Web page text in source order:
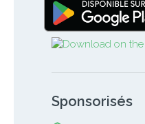
Sponsorisés